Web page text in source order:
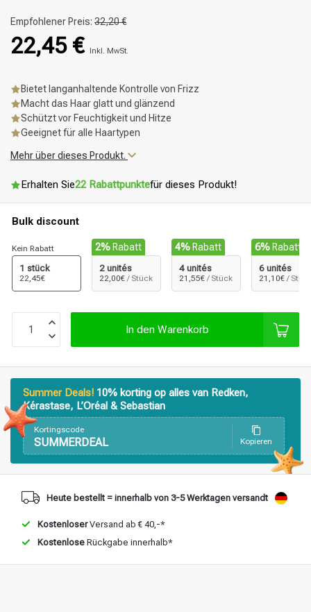
Stylingprodukte
Empfohlener Preis: 32,20 €
22,45 € Inkl. MwSt.
Bietet langanhaltende Kontrolle von Frizz
Macht das Haar glatt und glänzend
Schützt vor Feuchtigkeit und Hitze
Geeignet für alle Haartypen
Mehr über dieses Produkt.
Erhalten Sie22 Rabattpunktefür dieses Produkt!
Bulk discount
Kein Rabatt
1 stück
22,45€
2% Rabatt
2 unités
22,00€ / Stück
4% Rabatt
4 unités
21,55€ / Stück
6% Rabatt
6 unités
21,10€ /
In den Warenkorb
Summer Deals! 10% korting op alles van Redken,
Kérastase, L’Oréal & Sebastian
Kortingscode
SUMMERDEAL Kopieren
Heute bestellt = innerhalb von 3-5 Werktagen versandt
KostenloserVersand ab € 40,-*
Kostenlose Rückgabe innerhalb*